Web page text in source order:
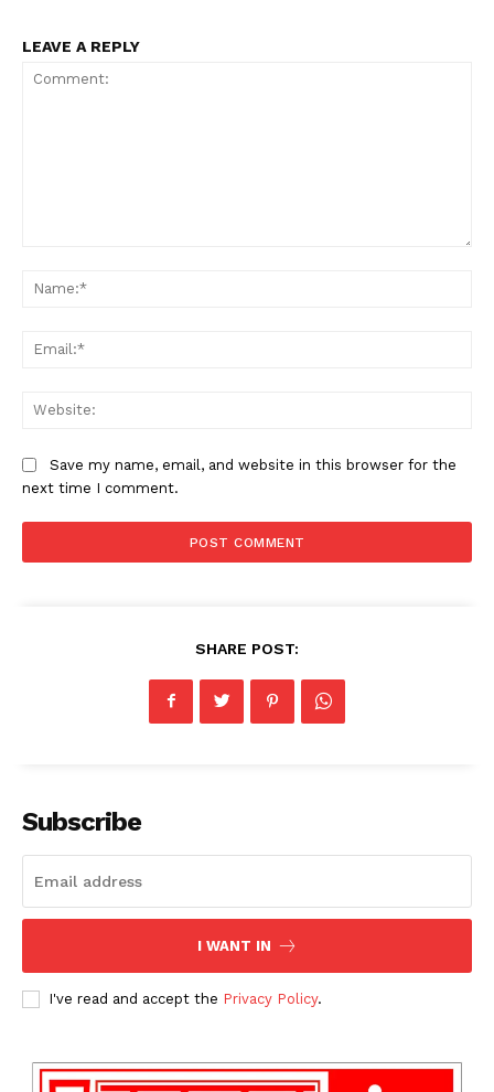
News Week
Magazine PRO
Company
Contact us
LEAVE A REPLY
Save my name, email, and website in this browser for the
next time I comment.
SHARE POST:
Subscribe
I WANT IN
I've read and accept the Privacy Policy.